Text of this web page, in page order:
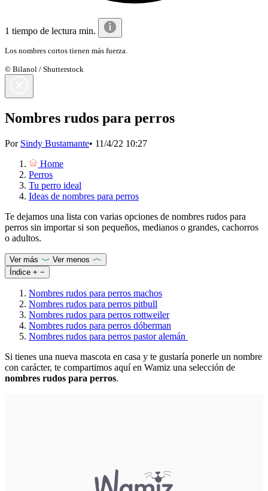
1 tiempo de lectura min.
Los nombres cortos tienen más fuerza.
© Bilanol / Shutterstock
Nombres rudos para perros
Por Sindy Bustamante• 11/4/22 10:27
Home
Perros
Tu perro ideal
Ideas de nombres para perros
Te dejamos una lista con varias opciones de nombres rudos para
perros sin importar si son pequeños, medianos o grandes, cachorros
o adultos.
Ver más
Ver menos
Índice + −
Nombres rudos para perros machos
Nombres rudos para perros pitbull
Nombres rudos para perros rottweiler
Nombres rudos para perros dóberman
Nombres rudos para perros pastor alemán
Si tienes una nueva mascota en casa y te gustaría ponerle un nombre
con carácter, te compartimos aquí en Wamiz una selección de
nombres rudos para perros.